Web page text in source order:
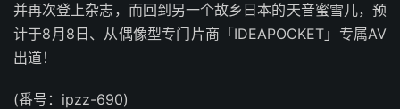
并再次登上杂志，而回到另一个故乡日本的天音蜜雪儿，预
计于8月8日、从偶像型专门片商「IDEAPOCKET」专属AV
出道！
(番号：ipzz-690)